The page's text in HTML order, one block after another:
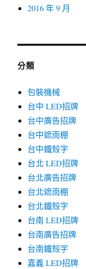
2016 年 9 月
分類
包裝機械
台中 LED招牌
台中廣告招牌
台中遮雨棚
台中鐵殼字
台北 LED招牌
台北廣告招牌
台北遮雨棚
台北鐵殼字
台南 LED招牌
台南廣告招牌
台南鐵殼字
嘉義 LED招牌